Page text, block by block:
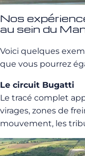
Nos
au sein du
Voici quelques
que vous pourrez
Le circuit Bugatti
Le tracé complet
virages, zones de
mouvement, les